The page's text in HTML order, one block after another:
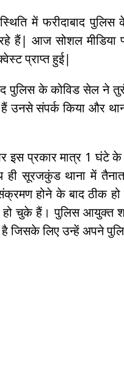
में फरीदाबाद
हैं| आज सोशल मीडिया
प्राप्त हुई|
पुलिस के कोविड सेल ने
हैं उनसे संपर्क किया और
प्रकार मात्र 1 घंटे के
सूरजकुंड थाना में तैनात
संक्रमण होने के बाद ठीक
हो चुके हैं। पुलिस आयुक्त
जिसके लिए उन्हें अपने